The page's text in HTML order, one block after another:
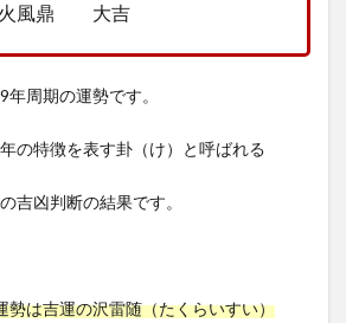
風鼎 大吉
周期の運勢です。
の特徴を表す卦（け）と呼ばれる
吉凶判断の結果です。
勢は吉運の沢雷随（たくらいすい）